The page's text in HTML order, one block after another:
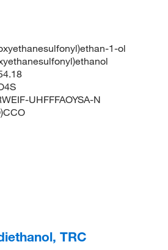
1-ol
UHFFFAOYSA-N
TRC